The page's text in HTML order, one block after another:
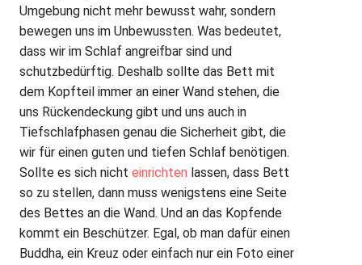
Umgebung nicht mehr bewusst wahr, sondern
bewegen uns im Unbewussten. Was bedeutet,
dass wir im Schlaf angreifbar sind und
schutzbedürftig. Deshalb sollte das Bett mit
dem Kopfteil immer an einer Wand stehen, die
uns Rückendeckung gibt und uns auch in
Tiefschlafphasen genau die Sicherheit gibt, die
wir für einen guten und tiefen Schlaf benötigen.
Sollte es sich nicht einrichten lassen, dass Bett
so zu stellen, dann muss wenigstens eine Seite
des Bettes an die Wand. Und an das Kopfende
kommt ein Beschützer. Egal, ob man dafür einen
Buddha, ein Kreuz oder einfach nur ein Foto einer